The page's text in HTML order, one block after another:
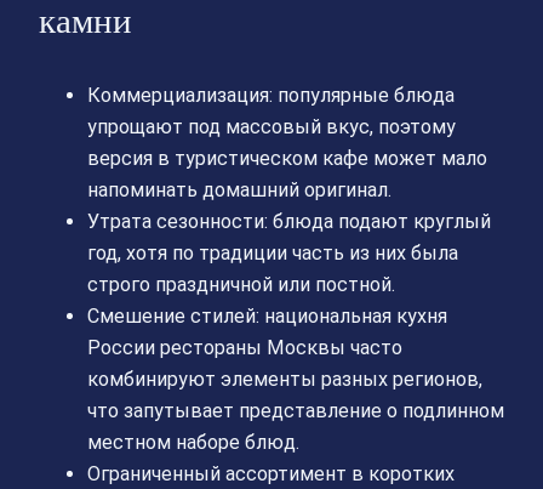
камни
Коммерциализация: популярные блюда
упрощают под массовый вкус, поэтому
версия в туристическом кафе может мало
напоминать домашний оригинал.
Утрата сезонности: блюда подают круглый
год, хотя по традиции часть из них была
строго праздничной или постной.
Смешение стилей: национальная кухня
России рестораны Москвы часто
комбинируют элементы разных регионов,
что запутывает представление о подлинном
местном наборе блюд.
Ограниченный ассортимент в коротких